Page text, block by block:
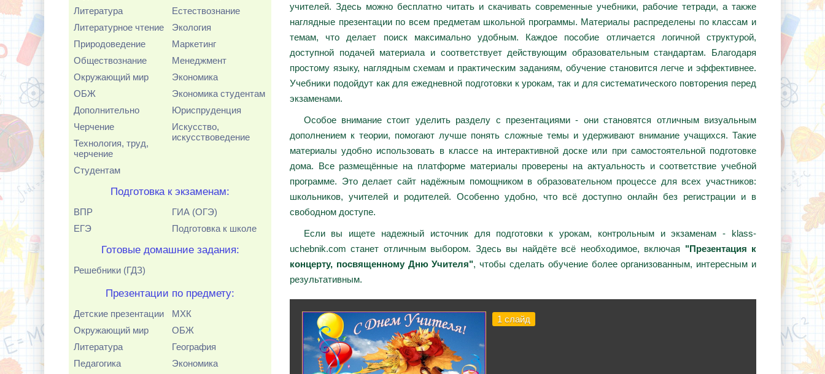
Литература
Литературное чтение
Природоведение
Обществознание
Окружающий мир
ОБЖ
Дополнительно
Черчение
Технология, труд,
черчение
Студентам
Естествознание
Экология
Маркетинг
Менеджмент
Экономика
Экономика студентам
Юриспруденция
Искусство,
искусствоведение
Подготовка к экзаменам:
ВПР
ЕГЭ
ГИА (ОГЭ)
Подготовка к школе
Готовые домашние задания:
Решебники (ГДЗ)
Презентации по предмету:
Детские презентации
Окружающий мир
Литература
Педагогика
МХК
ОБЖ
География
Экономика
учителей. Здесь можно бесплатно читать и скачивать современные учебники, рабочие тетради, а также
наглядные презентации по всем предметам школьной программы. Материалы распределены по классам и
темам, что делает поиск максимально удобным. Каждое пособие отличается логичной структурой,
доступной подачей материала и соответствует действующим образовательным стандартам. Благодаря
простому языку, наглядным схемам и практическим заданиям, обучение становится легче и эффективнее.
Учебники подойдут как для ежедневной подготовки к урокам, так и для систематического повторения перед
экзаменами.
Особое внимание стоит уделить разделу с презентациями - они становятся отличным визуальным
дополнением к теории, помогают лучше понять сложные темы и удерживают внимание учащихся. Такие
материалы удобно использовать в классе на интерактивной доске или при самостоятельной подготовке
дома. Все размещённые на платформе материалы проверены на актуальность и соответствие учебной
программе. Это делает сайт надёжным помощником в образовательном процессе для всех участников:
школьников, учителей и родителей. Особенно удобно, что всё доступно онлайн без регистрации и в
свободном доступе.
Если вы ищете надежный источник для подготовки к урокам, контрольным и экзаменам - klass-
uchebnik.com станет отличным выбором. Здесь вы найдёте всё необходимое, включая "Презентация к
концерту, посвященному Дню Учителя", чтобы сделать обучение более организованным, интересным и
результативным.
1 слайд